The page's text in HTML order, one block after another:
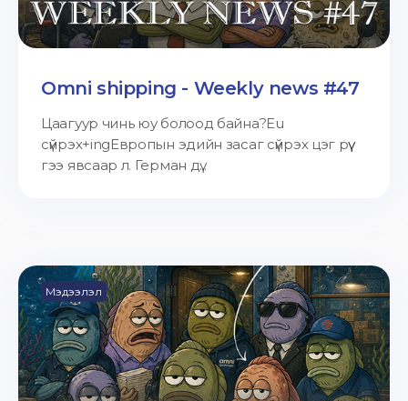
Omni shipping - Weekly news #47
Цаагуур чинь юу болоод байна?Eu
сүйрэх+ingЕвропын эдийн засаг сүйрэх цэг рүү
гээ явсаар л. Герман дү...
Мэдээлэл